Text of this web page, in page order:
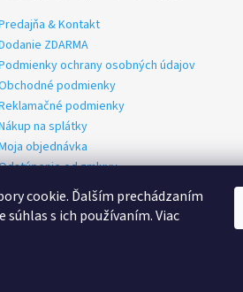
cookie. Ďalším prechádzaním
s ich používaním. Viac
& Kontakt
ZDARMA
ochrany osobných údajov
podmienky
podmienky
na splátky
objednávka
od zmluvy
cookies